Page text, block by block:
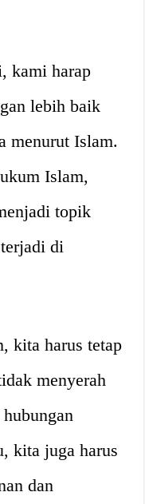
kami harap
lebih baik
menurut Islam.
Islam,
topik
di
kita harus tetap
menyerah
kita juga harus
dan